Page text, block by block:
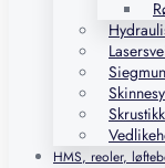
HMS, reoler,